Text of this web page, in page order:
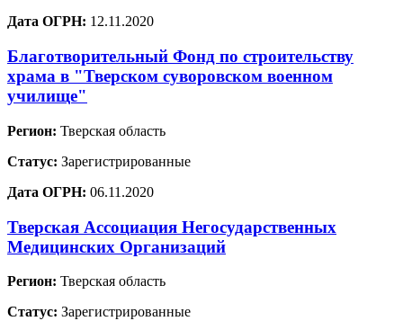
Дата ОГРН: 12.11.2020
Благотворительный Фонд по строительству
храма в "Тверском суворовском военном
училище"
Регион: Тверская область
Статус: Зарегистрированные
Дата ОГРН: 06.11.2020
Тверская Ассоциация Негосударственных
Медицинских Организаций
Регион: Тверская область
Статус: Зарегистрированные